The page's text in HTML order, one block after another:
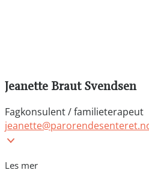
Jeanette Braut Svendsen
Fagkonsulent / familieterapeut
Les mer